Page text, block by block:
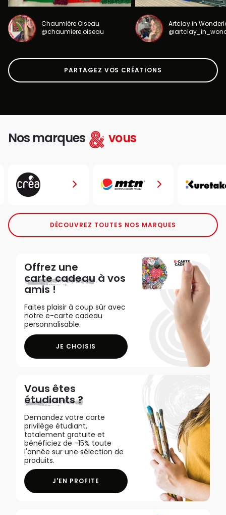
Chaumière Oiseau
@chaumiere.oiseau
Artclay in
PARTAGEZ VOS CRÉATIONS
Nos marques vous
DÉCOUVREZ TOUTES NOS MARQUES
Offrez une
carte cadeau à vos
amis !
Faites plaisir à coup sûr avec
notre e-carte cadeau
personnalisable.
JE CHOISIS
Vous êtes
étudiants ?
Demandez votre carte
privilège étudiant,
totalement gratuite et
bénéficiez de -15% toute
l'année sur une sélection de
produits.
J'EN PROFITE